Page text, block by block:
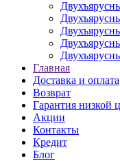
Главная
Доставка и оплата
Возврат
Гарантия низкой
Акции
Контакты
Кредит
Блог